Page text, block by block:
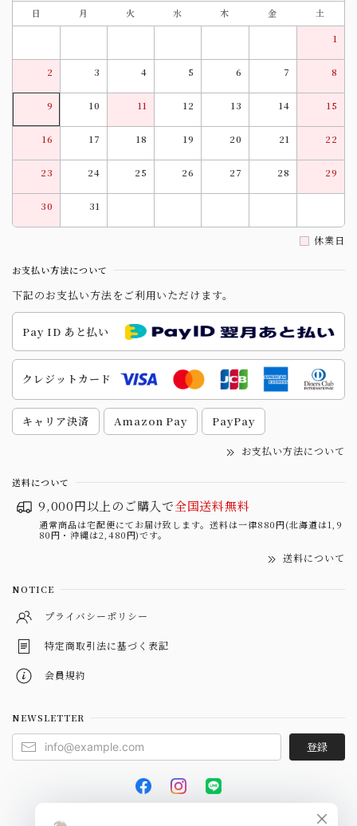
日 月 火 水 木 金
土
1
2 3 4 5 6 7 8
9 10 11 12 13 14 15
16 17 18 19 20 21 22
23 24 25 26 27 28 29
30 31
休業日
お支払い方法について
下記のお支払い方法をご利用いただけます。
Pay ID あと払い
クレジットカード
キャリア決済 Amazon Pay PayPay
お支払い方法について
送料について
9,000円以上のご購入で全国送料無料
通常商品は宅配便にてお届け致します。送料は一律880円(北海道は1,9
80円・沖縄は2,480円)です。
送料について
NOTICE
プライバシーポリシー
特定商取引法に基づく表記
会員規約
NEWSLETTER
登録